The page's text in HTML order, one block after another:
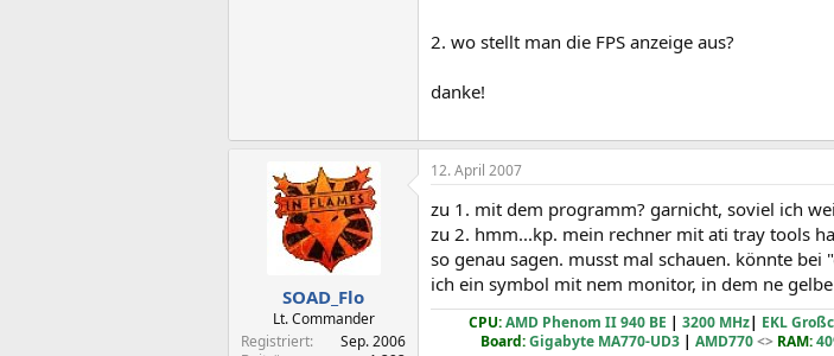
2. wo stellt man die FPS anzeige aus?
danke!
SOAD_Flo
Lt. Commander
Registriert
Sep. 2006
12. April 2007
zu 1. mit dem programm? garnicht, soviel ich
zu 2. hmm...kp. mein rechner mit ati tray tools
so genau sagen. musst mal schauen. könnte
ich ein symbol mit nem monitor, in dem ne
CPU: AMD Phenom II 940 BE | 3200 MHz| EKL
Board: Gigabyte MA770-UD3 | AMD770<> RAM: